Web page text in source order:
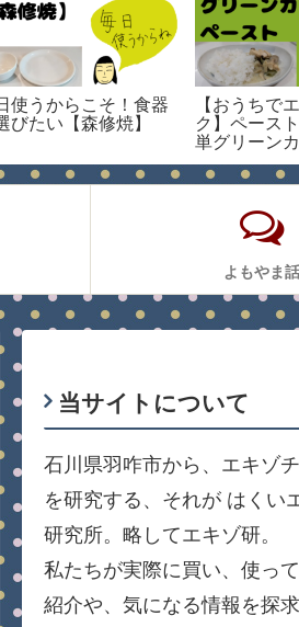
使うからこそ！食器
びたい【森修焼】
【おうちで
ク】ペース
単グリーン
【メープロ
カレーペー
よもやま話
当サイトについて
石川県羽咋市から、エキゾ
を研究する、それが はくい
研究所。略してエキゾ研。
私たちが実際に買い、使っ
紹介や、気になる情報を探求